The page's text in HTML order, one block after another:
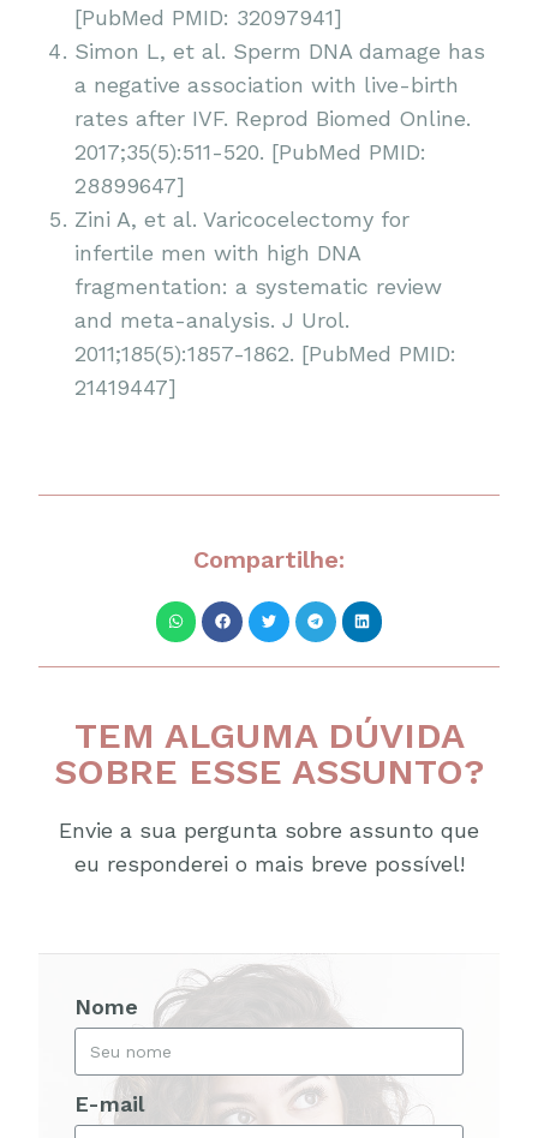
[PubMed PMID: 32097941]
Simon L, et al. Sperm DNA damage has
a negative association with live-birth
rates after IVF. Reprod Biomed Online.
2017;35(5):511-520. [PubMed PMID:
28899647]
Zini A, et al. Varicocelectomy for
infertile men with high DNA
fragmentation: a systematic review
and meta-analysis. J Urol.
2011;185(5):1857-1862. [PubMed PMID:
21419447]
Compartilhe:
TEM ALGUMA DÚVIDA
SOBRE ESSE ASSUNTO?
Envie a sua pergunta sobre assunto que
eu responderei o mais breve possível!
Nome
E-mail